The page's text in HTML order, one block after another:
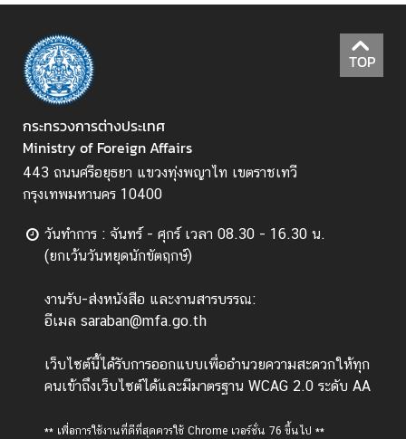
TOP
กระทรวงการต่างประเทศ
Ministry of Foreign Affairs
443 ถนนศรีอยุธยา แขวงทุ่งพญาไท เขตราชเทวี
กรุงเทพมหานคร 10400
วันทำการ : จันทร์ - ศุกร์ เวลา 08.30 - 16.30 น.
(ยกเว้นวันหยุดนักขัตฤกษ์)
งานรับ-ส่งหนังสือ และงานสารบรรณ:
อีเมล saraban@mfa.go.th
เว็บไซต์นี้ได้รับการออกแบบเพื่ออำนวยความสะดวกให้ทุก
คนเข้าถึงเว็บไซต์ได้และมีมาตรฐาน WCAG 2.0 ระดับ AA
** เพื่อการใช้งานที่ดีที่สุดควรใช้ Chrome เวอร์ชั่น 76 ขึ้นไป **